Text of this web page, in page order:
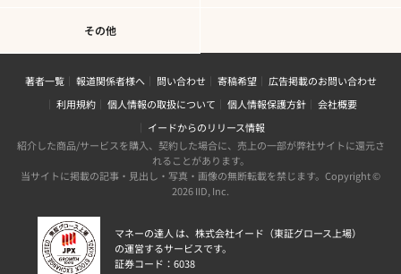
その他
著者一覧 報道関係者様へ 問い合わせ 寄稿希望
広告掲載のお問い合わせ
利用規約
個人情報の取扱について 個人情報保護方針
会社概要
イードからのリリース情報
紹介した商品/サービスを購入、契約した場合に、売上の一部が弊社サイトに還元さ
れることがあります。
当サイトに掲載の記事・見出し・写真・画像の無断転載を禁じます。Copyright ©
2026 IID, Inc.
マネーの達人 は、株式会社イード（東証グロース上場）
の運営するサービスです。
証券コード：6038